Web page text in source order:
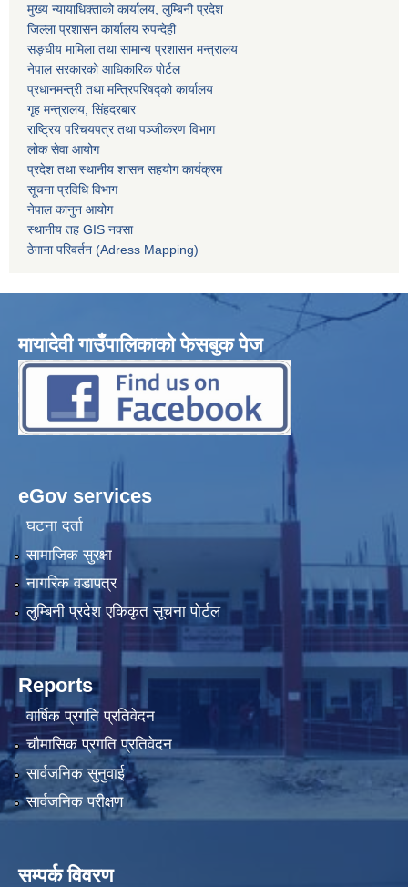
मुख्य न्यायाधिक्ताको कार्यालय, लुम्बिनी प्रदेश
जिल्ला प्रशासन कार्यालय रुपन्देही
सङ्घीय मामिला तथा सामान्य प्रशासन मन्त्रालय
नेपाल सरकारको आधिकारिक पोर्टल
प्रधानमन्त्री तथा मन्त्रिपरिषद्को कार्यालय
गृह मन्त्रालय, सिंहदरबार
राष्ट्रिय परिचयपत्र तथा पञ्जीकरण विभाग
लोक सेवा आयोग
प्रदेश तथा स्थानीय शासन सहयोग कार्यक्रम
सूचना प्रविधि विभाग
नेपाल कानुन आयोग
स्थानीय तह GIS नक्सा
ठेगाना परिवर्तन (Adress Mapping)
मायादेवी गाउँपालिकाको फेसबुक पेज
eGov services
घटना दर्ता
सामाजिक सुरक्षा
नागरिक वडापत्र
लुम्बिनी प्रदेश एकिकृत सूचना पोर्टल
Reports
वार्षिक प्रगति प्रतिवेदन
चौमासिक प्रगति प्रतिवेदन
सार्वजनिक सुनुवाई
सार्वजनिक परीक्षण
सम्पर्क विवरण